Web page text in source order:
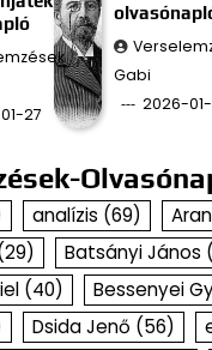
27
Gabi
2026-
analízis (69)
Batsányi János
(40) Bessenyei
Dsida Jenő (56)